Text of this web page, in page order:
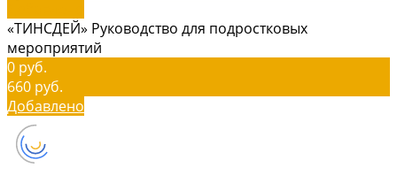
«ТИНСДЕЙ» Руководство для подростковых
мероприятий
0 руб.
660 руб.
Добавлено